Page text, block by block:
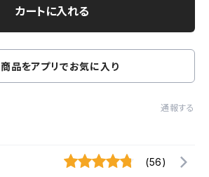
カートに入れる
商品をアプリでお気に入り
通報する
(56)